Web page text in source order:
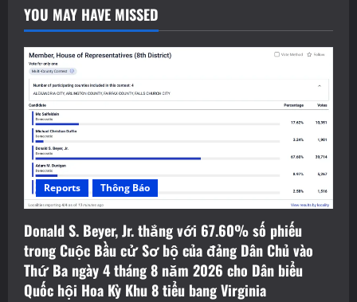
YOU MAY HAVE MISSED
Reports Thông Báo
Donald S. Beyer, Jr. thắng với 67.60% số phiếu
trong Cuộc Bầu cử Sơ bộ của đảng Dân Chủ vào
Thứ Ba ngày 4 tháng 8 năm 2026 cho Dân biểu
Quốc hội Hoa Kỳ Khu 8 tiểu bang Virginia